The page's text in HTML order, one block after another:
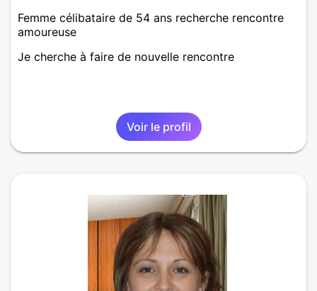
Femme célibataire de 54 ans recherche rencontre
amoureuse
Je cherche à faire de nouvelle rencontre
Voir le profil